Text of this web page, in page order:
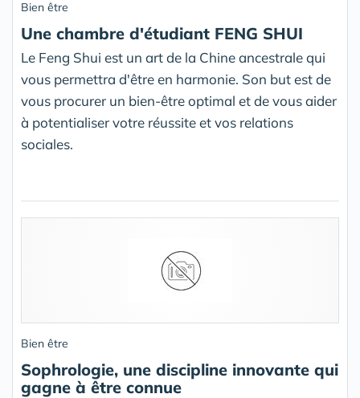
Bien être
Une chambre d'étudiant FENG SHUI
Le Feng Shui est un art de la Chine ancestrale qui
vous permettra d'être en harmonie. Son but est de
vous procurer un bien-être optimal et de vous aider
à potentialiser votre réussite et vos relations
sociales.
Bien être
Sophrologie, une discipline innovante qui
gagne à être connue